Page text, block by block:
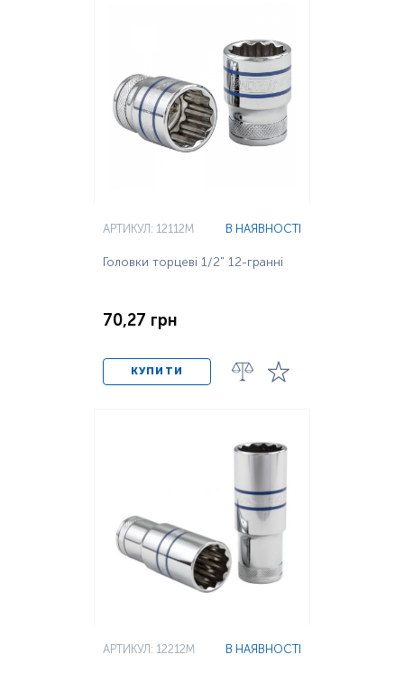
АРТИКУЛ: 12112M В НАЯВНОСТІ
Головки торцеві 1/2" 12-гранні
70,27 грн
КУПИТИ
АРТИКУЛ: 12212M В НАЯВНОСТІ